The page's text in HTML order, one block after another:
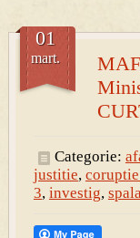
01
mart.
Categorie:
justitie,
3, investig,